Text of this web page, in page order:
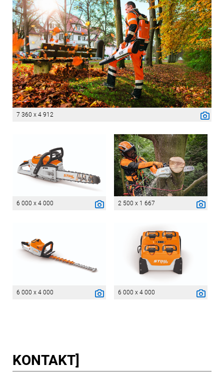
7 360 x 4 912
6 000 x 4 000 2 500 x 1 667
6 000 x 4 000 6 000 x 4 000
KONTAKT]